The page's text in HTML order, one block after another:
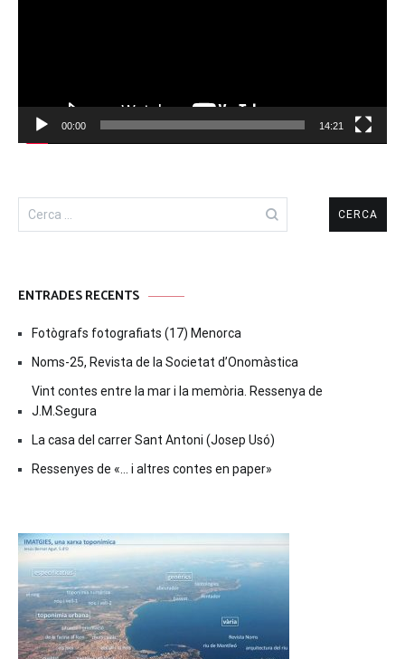
00:00 14:21
Cerca:
ENTRADES RECENTS
Fotògrafs fotografiats (17) Menorca
Noms-25, Revista de la Societat d’Onomàstica
Vint contes entre la mar i la memòria. Ressenya de
J.M.Segura
La casa del carrer Sant Antoni (Josep Usó)
Ressenyes de «… i altres contes en paper»